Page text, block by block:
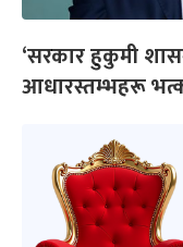
‘सरकार हुकुमी
आधारस्तम्भहरू